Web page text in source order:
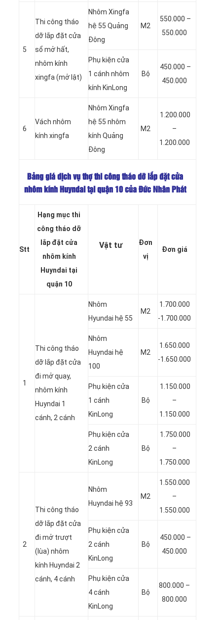
5
Thi công tháo
dỡ lắp đặt cửa
sổ mở hất,
nhôm kính
xingfa (mở lật)
Nhôm Xingfa
hệ 55 Quảng
Đông
M2
550.000 –
550.000
Phụ kiện cửa
1 cánh nhôm
kính KinLong
Bộ
450.000 –
450.000
6
Vách nhôm
kính xingfa
Nhôm Xingfa
hệ 55 nhôm
kính Quảng
Đông
M2
1.200.000
–
1.200.000
Bảng giá dịch vụ thợ thi công tháo dỡ lắp đặt cửa
nhôm kính Huyndai tại quận 10 của Đức Nhân Phát
Stt
Hạng mục thi
công tháo dỡ
lắp đặt cửa
nhôm kính
Huyndai tại
quận 10
Vật tư
Đơn
vị
Đơn giá
1
Thi công tháo
dỡ lắp đặt cửa
đi mở quay,
nhôm kính
Huyndai 1
cánh, 2 cánh
Nhôm
Hyundai hệ 55
M2
1.700.000
-1.700.000
Nhôm
Huyndai hệ
100
M2
1.650.000
-1.650.000
Phụ kiện cửa
1 cánh
KinLong
Bộ
1.150.000
–
1.150.000
Phụ kiện cửa
2 cánh
KinLong
Bộ
1.750.000
–
1.750.000
2
Thi công tháo
dỡ lắp đặt cửa
đi mở trượt
(lùa) nhôm
kính Huyndai 2
cánh, 4 cánh
Nhôm
Huyndai hệ 93
M2
1.550.000
–
1.550.000
Phụ kiện cửa
2 cánh
KinLong
Bộ
450.000 –
450.000
Phụ kiện cửa
4 cánh
KinLong
Bộ
800.000 –
800.000